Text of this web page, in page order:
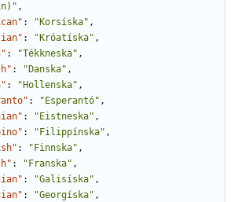
,
: "Korsíska" ,
: "Króatíska" ,
: "Tékkneska" ,
: "Danska" ,
: "Hollenska" ,
: "Esperantó" ,
: "Eistneska" ,
: "Filippínska" ,
: "Finnska" ,
: "Franska" ,
: "Galisíska" ,
: "Georgíska" ,